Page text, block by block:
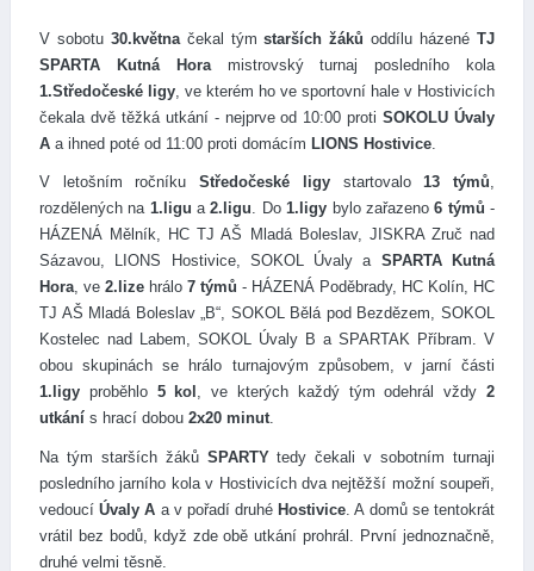
V sobotu 30.květnačekal týmstarších žáků oddílu házenéTJ
SPARTA Kutná Horamistrovský turnaj posledního kola
1.Středočeské ligy , ve kterém ho ve sportovní hale v Hostivicích
čekala dvě těžká utkání - nejprve od 10:00 protiSOKOLU Úvaly
A a ihned poté od 11:00 proti domácím LIONS Hostivice
V letošním ročníkuStředočeské ligystartovalo13 týmů,
rozdělených na 1.ligu a2.ligu. Do1.ligy bylo zařazeno6 týmů -
HÁZENÁ Mělník, HC TJ AŠ Mladá Boleslav, JISKRA Zruč nad
Sázavou, LIONS Hostivice, SOKOL Úvaly a SPARTA Kutná
Hora, ve 2.lize hrálo 7 týmů - HÁZENÁ Poděbrady, HC Kolín, HC
TJ AŠ Mladá Boleslav „B“, SOKOL Bělá pod Bezdězem, SOKOL
Kostelec nad Labem, SOKOL Úvaly B a SPARTAK Příbram. V
obou skupinách se hrálo turnajovým způsobem, v jarní části
1.ligy proběhlo 5 kol , ve kterých každý tým odehrál vždy2
utkání s hrací dobou 2x20 minut.
Na tým starších žáků SPARTYtedy čekali v sobotním turnaji
posledního jarního kola v Hostivicích dva nejtěžší možní soupeři,
vedoucíÚvaly A a v pořadí druhéHostivice . A domů se tentokrát
vrátil bez bodů, když zde obě utkání prohrál. První jednoznačně,
druhé velmi těsně.